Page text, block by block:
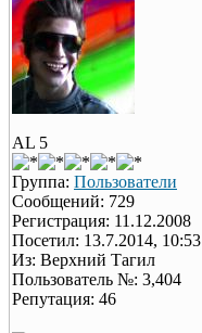
AL 5
Группа: Пользователи
Сообщений: 729
Регистрация: 11.12.2008
Посетил: 13.7.2014, 10:53
Из: Верхний Тагил
Пользователь №: 3,404
Репутация: 46